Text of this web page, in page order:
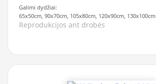
Galimi dydžiai:
65x50cm, 90x70cm, 105x80cm, 120x90cm, 130x100cm
Reprodukcijos ant drobės